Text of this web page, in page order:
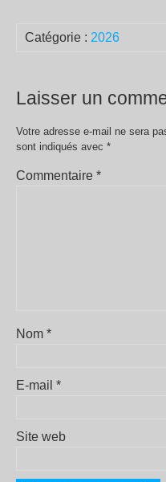
Catégorie : 2026
Laisser un
Votre adresse e-mail ne sera
sont indiqués avec *
Commentaire *
Nom *
E-mail *
Site web